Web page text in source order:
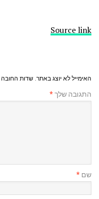
Source link
האימייל לא יוצג באתר. שדות החובה
התגובה שלך*
שם *